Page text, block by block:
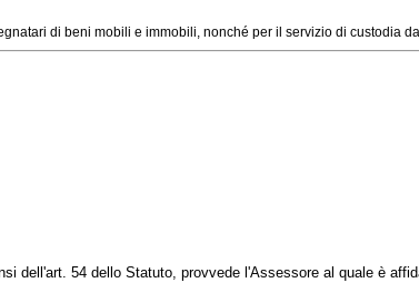
di beni mobili e immobili, nonché per il servizio di custodia da
54 dello Statuto, provvede l'Assessore al quale è